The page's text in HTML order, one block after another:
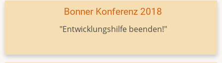
Bonner Konferenz 2018
"Entwicklungshilfe beenden!"